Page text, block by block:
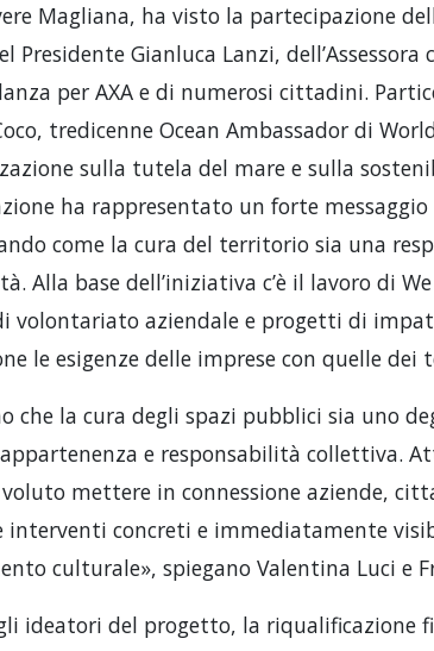
Magliana, ha visto la partecipazione
Presidente Gianluca Lanzi,
per AXA e di numerosi cittadini.
tredicenne Ocean Ambassador di
sulla tutela del mare e sulla
ha rappresentato un forte
come la cura del territorio sia una
Alla base dell’iniziativa c’è il lavoro di
volontariato aziendale e progetti di
le esigenze delle imprese con quelle dei
che la cura degli spazi pubblici sia uno
e responsabilità collettiva.
mettere in connessione aziende,
interventi concreti e immediatamente
culturale», spiegano Valentina Luci e
ideatori del progetto, la riqualificazione